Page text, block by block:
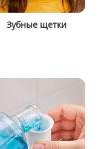
Зубные щетки